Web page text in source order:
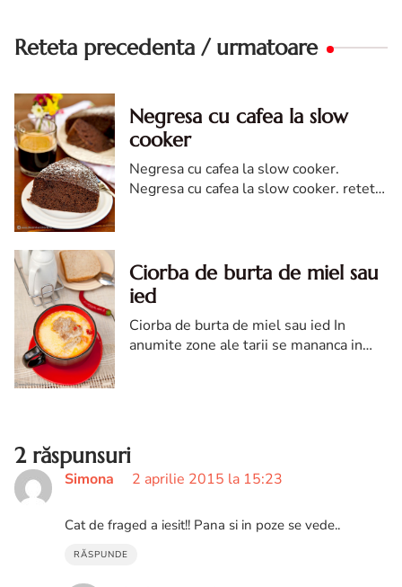
Reteta precedenta / urmatoare
Negresa cu cafea la slow
cooker
Negresa cu cafea la slow cooker.
Negresa cu cafea la slow cooker. reteta
Ciorba de burta de miel sau
ied
Ciorba de burta de miel sau ied In
anumite zone ale tarii se mananca in
2 răspunsuri
Simona 2 aprilie 2015 la 15:23
Cat de fraged a iesit!! Pana si in poze se vede..
RĂSPUNDE